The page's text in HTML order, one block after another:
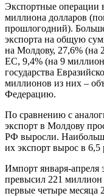
Экспортные операции
миллиона долларов
прошлогодний).
экспорта на общую
на Молдову, 27,6% (на
ЕС, 9,4% (на 9
государства
миллионов из них –
Федерацию.
По сравнению с
экспорт в Молдову
РФ выросли.
их экспорт вырос в 6,5
Импорт января-апреля
превысил 221 миллион
первые четыре месяца